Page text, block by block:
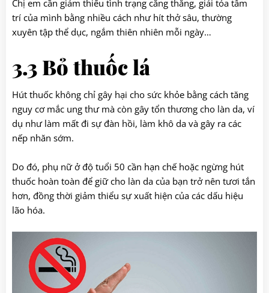
Chị em cần giảm thiểu tình trạng căng thẳng, giải tỏa tâm
trí của mình bằng nhiều cách như hít thở sâu, thường
xuyên tập thể dục, ngắm thiên nhiên mỗi ngày…
3.3 Bỏ thuốc lá
Hút thuốc không chỉ gây hại cho sức khỏe bằng cách tăng
nguy cơ mắc ung thư mà còn gây tổn thương cho làn da, ví
dụ như làm mất đi sự đàn hồi, làm khô da và gây ra các
nếp nhăn sớm.
Do đó, phụ nữ ở độ tuổi 50 cần hạn chế hoặc ngừng hút
thuốc hoàn toàn để giữ cho làn da của bạn trở nên tươi tắn
hơn, đồng thời giảm thiểu sự xuất hiện của các dấu hiệu
lão hóa.